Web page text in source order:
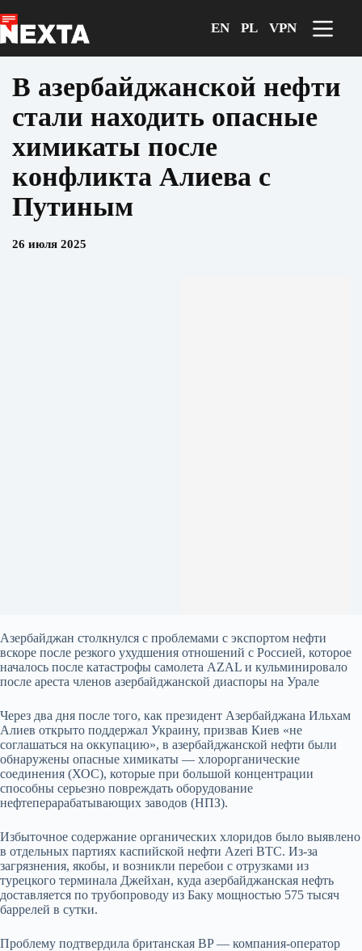
к
сути
EN PL VPN
В азербайджанской нефти
стали находить опасные
химикаты после
конфликта Алиева с
Путиным
26 июля 2025
Азербайджан столкнулся с проблемами с экспортом нефти
вскоре после резкого ухудшения отношений с Россией, которое
началось после катастрофы самолета AZAL и кульминировало
после ареста членов азербайджанской диаспоры на Урале
Через два дня после того, как президент Азербайджана Ильхам
Алиев открыто поддержал Украину, призвав Киев «не
соглашаться на оккупацию», в азербайджанской нефти были
обнаружены опасные химикаты — хлорорганические
соединения (ХОС), которые при большой концентрации
способны серьезно повреждать оборудование
нефтеперарабатывающих заводов (НПЗ).
Избыточное содержание органических хлоридов было выявлено
в отдельных партиях каспийской нефти Azeri BTC. Из-за
загрязнения, якобы, и возникли перебои с отрузками из
турецкого терминала Джейхан, куда азербайджанская нефть
доставляется по трубопроводу из Баку мощностью 575 тысяч
баррелей в сутки.
Проблему подтвердила британская BP — компания-оператор